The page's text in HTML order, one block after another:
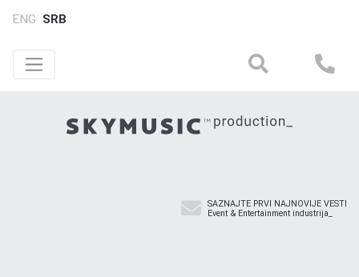
ENG SRB
SAZNAJTE PRVI NAJNOVIJE VESTI
Event & Entertainment industrija_